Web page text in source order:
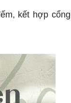
kết hợp cổng